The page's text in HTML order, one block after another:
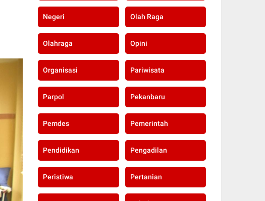
Negeri Olah Raga
Olahraga Opini
Organisasi Pariwisata
Parpol Pekanbaru
Pemdes Pemerintah
Pendidikan Pengadilan
Peristiwa Pertanian